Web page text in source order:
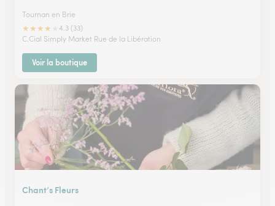
Tournan en Brie
★★★★
4.3 (33)
C.Cial Simply Market Rue de la Libération
Voir la boutique
Chant’s Fleurs